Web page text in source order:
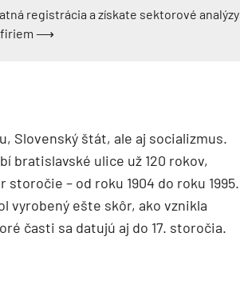
registrácia a získate sektorové analýzy
firiem ⟶
Slovenský štát, ale aj socializmus.
bratislavské ulice už 120 rokov,
– od roku 1904 do roku 1995.
vyrobený ešte skôr, ako vznikla
časti sa datujú aj do 17. storočia.